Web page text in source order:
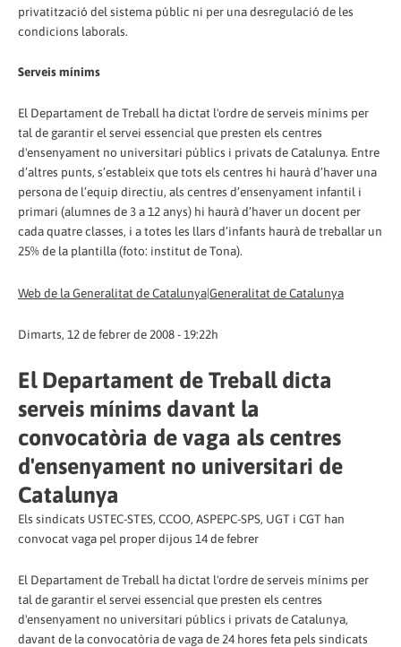
privatització del sistema públic ni per una desregulació de les
condicions laborals.
Serveis mínims
El Departament de Treball ha dictat l'ordre de serveis mínims per
tal de garantir el servei essencial que presten els centres
d'ensenyament no universitari públics i privats de Catalunya. Entre
d’altres punts, s’estableix que tots els centres hi haurà d’haver una
persona de l’equip directiu, als centres d’ensenyament infantil i
primari (alumnes de 3 a 12 anys) hi haurà d’haver un docent per
cada quatre classes, i a totes les llars d’infants haurà de treballar un
25% de la plantilla (foto: institut de Tona).
Web de la Generalitat de Catalunya|Generalitat de Catalunya
Dimarts, 12 de febrer de 2008 - 19:22h
El Departament de Treball dicta
serveis mínims davant la
convocatòria de vaga als centres
d'ensenyament no universitari de
Catalunya
Els sindicats USTEC-STES, CCOO, ASPEPC-SPS, UGT i CGT han
convocat vaga pel proper dijous 14 de febrer
El Departament de Treball ha dictat l'ordre de serveis mínims per
tal de garantir el servei essencial que presten els centres
d'ensenyament no universitari públics i privats de Catalunya,
davant de la convocatòria de vaga de 24 hores feta pels sindicats